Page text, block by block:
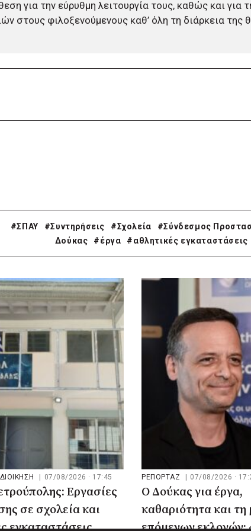
για την εύρυθμη λειτουργία τους, καθώς και για
στους φιλοξενούμενους καθ’ όλη τη διάρκεια της
#ΣΠΑΥ #Συντηρήσεις #Σχολεία #Σύνδεσμος
Δούκας
#έργα #αθλητικές εγκαταστάσεις
07/08/2026 · 17:45
Εργασίες
σε σχολεία και
εγκαταστάσεις
ΡΕΠΟΡΤΑΖ 07/08/2026 ·
Ο Δούκας για έργα,
καθαριότητα και
επόμενων εκλογών: